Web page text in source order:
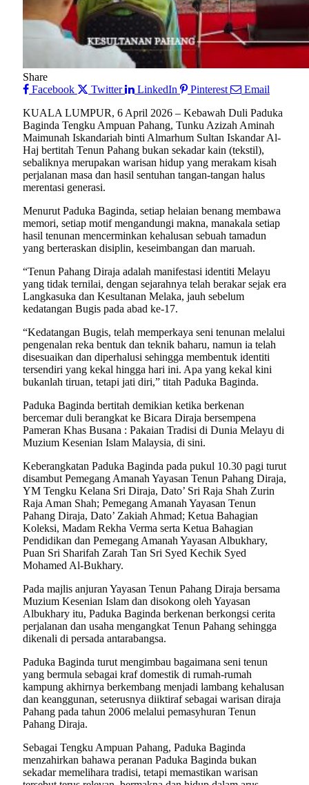
Share
Facebook
Twitter LinkedIn Pinterest
Email
KUALA LUMPUR, 6 April 2026 – Kebawah Duli Paduka
Baginda Tengku Ampuan Pahang, Tunku Azizah Aminah
Maimunah Iskandariah binti Almarhum Sultan Iskandar Al-
Haj bertitah Tenun Pahang bukan sekadar kain (tekstil),
sebaliknya merupakan warisan hidup yang merakam kisah
perjalanan masa dan hasil sentuhan tangan-tangan halus
merentasi generasi.
Menurut Paduka Baginda, setiap helaian benang membawa
memori, setiap motif mengandungi makna, manakala setiap
hasil tenunan mencerminkan kehalusan sebuah tamadun
yang berteraskan disiplin, keseimbangan dan maruah.
“Tenun Pahang Diraja adalah manifestasi identiti Melayu
yang tidak ternilai, dengan sejarahnya telah berakar sejak era
Langkasuka dan Kesultanan Melaka, jauh sebelum
kedatangan Bugis pada abad ke-17.
“Kedatangan Bugis, telah memperkaya seni tenunan melalui
pengenalan reka bentuk dan teknik baharu, namun ia telah
disesuaikan dan diperhalusi sehingga membentuk identiti
tersendiri yang kekal hingga hari ini. Apa yang kekal kini
bukanlah tiruan, tetapi jati diri,” titah Paduka Baginda.
Paduka Baginda bertitah demikian ketika berkenan
bercemar duli berangkat ke Bicara Diraja bersempena
Pameran Khas Busana : Pakaian Tradisi di Dunia Melayu di
Muzium Kesenian Islam Malaysia, di sini.
Keberangkatan Paduka Baginda pada pukul 10.30 pagi turut
disambut Pemegang Amanah Yayasan Tenun Pahang Diraja,
YM Tengku Kelana Sri Diraja, Dato’ Sri Raja Shah Zurin
Raja Aman Shah; Pemegang Amanah Yayasan Tenun
Pahang Diraja, Dato’ Zakiah Ahmad; Ketua Bahagian
Koleksi, Madam Rekha Verma serta Ketua Bahagian
Pendidikan dan Pemegang Amanah Yayasan Albukhary,
Puan Sri Sharifah Zarah Tan Sri Syed Kechik Syed
Mohamed Al-Bukhary.
Pada majlis anjuran Yayasan Tenun Pahang Diraja bersama
Muzium Kesenian Islam dan disokong oleh Yayasan
Albukhary itu, Paduka Baginda berkenan berkongsi cerita
perjalanan dan usaha mengangkat Tenun Pahang sehingga
dikenali di persada antarabangsa.
Paduka Baginda turut mengimbau bagaimana seni tenun
yang bermula sebagai kraf domestik di rumah-rumah
kampung akhirnya berkembang menjadi lambang kehalusan
dan keanggunan, seterusnya diiktiraf sebagai warisan diraja
Pahang pada tahun 2006 melalui pemasyhuran Tenun
Pahang Diraja.
Sebagai Tengku Ampuan Pahang, Paduka Baginda
menzahirkan bahawa peranan Paduka Baginda bukan
sekadar memelihara tradisi, tetapi memastikan warisan